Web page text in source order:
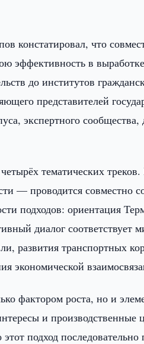
констатировал, что
эффективность в
до институтов
представителей
экспертного
четырёх тематических
— проводится
подходов: ориентация
диалог
развития транспортных
экономической
фактором роста, но и
и производственные
подход последовательно